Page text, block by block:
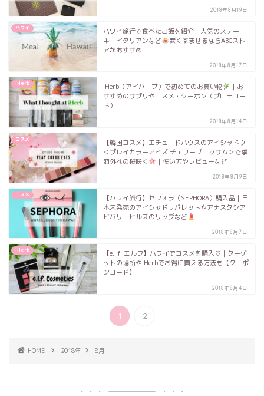
2018年8月19日
ハワイ
ハワイ旅行で食べたご飯を紹介｜人気のステー
キ・イタリアンなど
安くすませるならABCスト
アがおすすめ
2018年8月17日
iHerb iHerb（アイハーブ）で初めてのお買い物
｜お
すすめのサプリやコスメ・クーポン（プロモコー
ド）
2018年8月14日
コスメ
【韓国コスメ】エチュードハウスのアイシャドウ
＜プレイカラーアイズ チェリーブロッサム＞で季
節外れの桜咲く
｜使い方やレビューなど
2018年8月9日
コスメ
【ハワイ旅行】セフォラ（SEPHORA）購入品｜日
本未発売のアイシャドウパレットやアナスタシア
ビバリーヒルズのリップなど
2018年8月7日
iHerb
【e.l.f. エルフ】ハワイでコスメを購入♡｜ターゲ
ットの場所やiHerbでお得に買える方法も【クーポ
ンコード】
2018年8月4日
1 2
HOME 2018年 8月